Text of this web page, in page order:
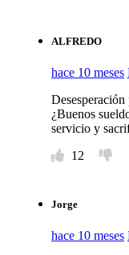
ALFREDO
hace 10 meses
¿Buenos
servicio y
12
Jorge
hace 10 meses